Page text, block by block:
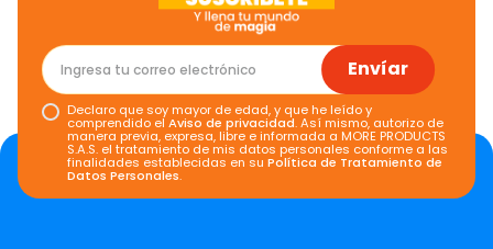
Envíar
Declaro que soy mayor de edad, y que he leído y
comprendido elAviso de privacidad. Así mismo, autorizo de
manera previa, expresa, libre e informada a MORE PRODUCTS
S.A.S. el tratamiento de mis datos personales conforme a las
finalidades establecidas en suPolítica de Tratamiento de
Datos Personales.